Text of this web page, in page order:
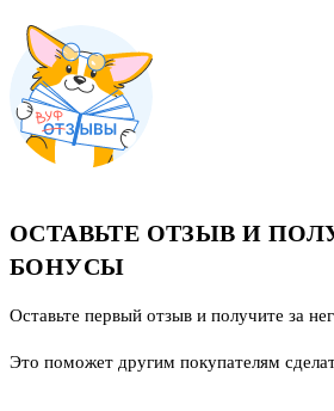
ОСТАВЬТЕ ОТЗЫВ И
БОНУСЫ
Оставьте первый отзыв и получите за
Это поможет другим покупателям